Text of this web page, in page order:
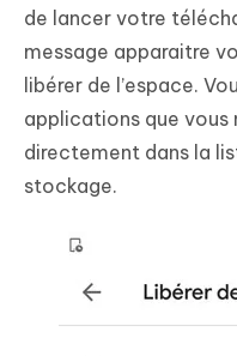
de lancer votre
message apparaitre
libérer de l’espace.
applications que vous
directement dans la
stockage.